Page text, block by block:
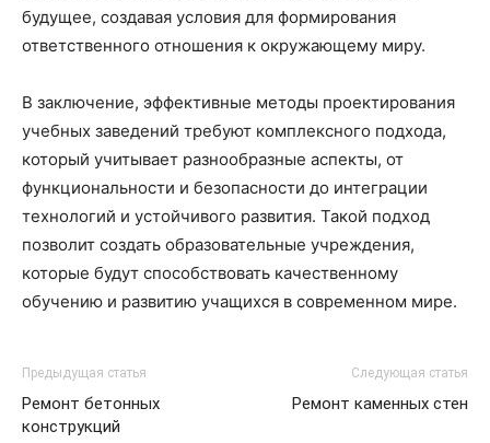
будущее, создавая условия для формирования
ответственного отношения к окружающему миру.
В заключение, эффективные методы проектирования
учебных заведений требуют комплексного подхода,
который учитывает разнообразные аспекты, от
функциональности и безопасности до интеграции
технологий и устойчивого развития. Такой подход
позволит создать образовательные учреждения,
которые будут способствовать качественному
обучению и развитию учащихся в современном мире.
Предыдущая статья
Ремонт бетонных
конструкций
Следующая статья
Ремонт каменных стен